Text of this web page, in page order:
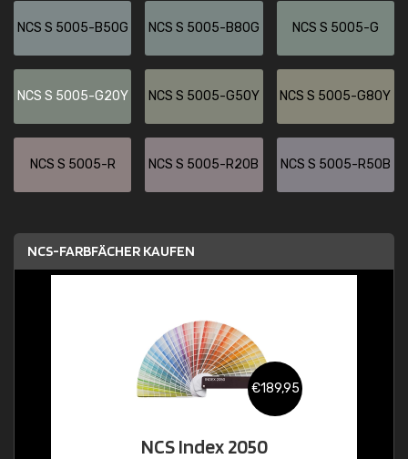
NCS S 5005-B50G NCS S 5005-B80G NCS S 5005-G
NCS S 5005-G20Y NCS S 5005-G50Y NCS S 5005-G80Y
NCS S 5005-R NCS S 5005-R20B NCS S 5005-R50B
NCS-FARBFÄCHER KAUFEN
€189,95
NCS Index 2050